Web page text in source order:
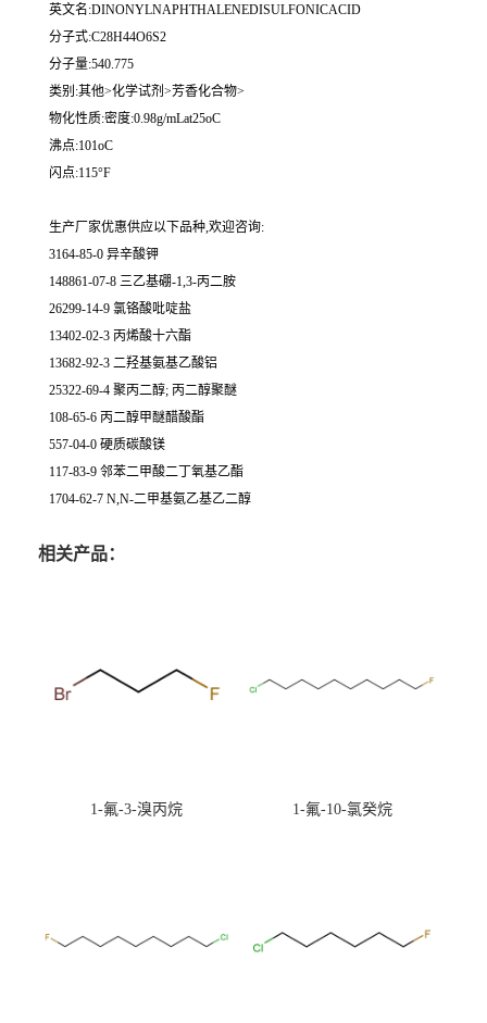
英文名:DINONYLNAPHTHALENEDISULFONICACID
分子式:C28H44O6S2
分子量:540.775
类别:其他>化学试剂>芳香化合物>
物化性质:密度:0.98g/mLat25oC
沸点:101oC
闪点:115°F
生产厂家优惠供应以下品种,欢迎咨询:
3164-85-0 异辛酸钾
148861-07-8 三乙基硼-1,3-丙二胺
26299-14-9 氯铬酸吡啶盐
13402-02-3 丙烯酸十六酯
13682-92-3 二羟基氨基乙酸铝
25322-69-4 聚丙二醇; 丙二醇聚醚
108-65-6 丙二醇甲醚醋酸酯
557-04-0 硬质碳酸镁
117-83-9 邻苯二甲酸二丁氧基乙酯
1704-62-7 N,N-二甲基氨乙基乙二醇
相关产品：
1-氟-3-溴丙烷 1-氟-10-氯癸烷